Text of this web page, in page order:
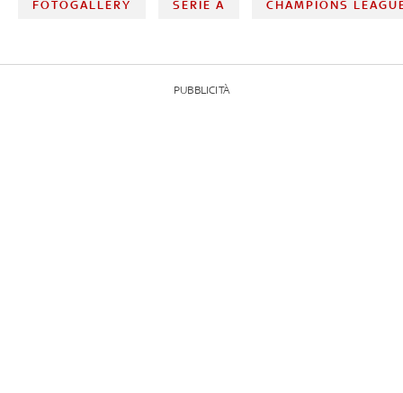
FOTOGALLERY SERIE A CHAMPIONS
PUBBLICITÀ